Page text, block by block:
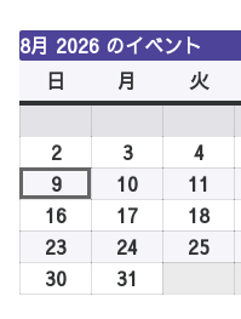
8月 2026 のイベント
日
曜
日
月
曜
日
火火
曜
日
22026
年
8
月
2
日
32026
年
8
月
3
日
42026
年
8
月
4
日
92026
年
8
月
9
10
10
11
年
11
16 17 182026
23 24 25
30 31